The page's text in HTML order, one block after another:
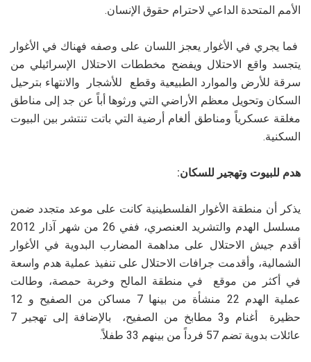
الأمم المتحدة الداعي لاحترام حقوق الإنسان.
فما يجري في الأغوار يعجز اللسان على وصفه فهناك في الأغوار
يتجسد واقع الاحتلال ويفضح مخططات الاحتلال الإسرائيلي من
سرقة للأرض والموارد الطبيعية وقطع للأشجار والانتهاء بترحيل
السكان وتحويل معظم الأراضي التي ورثوها أباً عن جد إلى مناطق
مغلقة عسكرياً ومناطق ألغام أرضية التي باتت تنتشر بين البيوت
السكنية.
هدم للبيوت وتهجير للسكان:
يذكر أن منطقة الأغوار الفلسطينية كانت على موعد متجدد ضمن
مسلسل الهدم والتشريد العنصري، ففي 26 من شهر آذار 2012
أقدم جيش الاحتلال على مداهمة المضارب البدوية في الأغوار
الشمالية، وأقدمت جرافات الاحتلال على تنفيذ عملية هدم واسعة
في أكثر من موقع في منطقة المالح وخربة حمصة، وطالت
عملية الهدم 22 منشأة من بينها 7 مساكن من الصفيح و 12
حظيرة أغنام و3 مطابخ من الصفيح، بالإضافة إلى تهجير 7
عائلات بدوية تضم 57 فرداً من بينهم 33 طفلاً.